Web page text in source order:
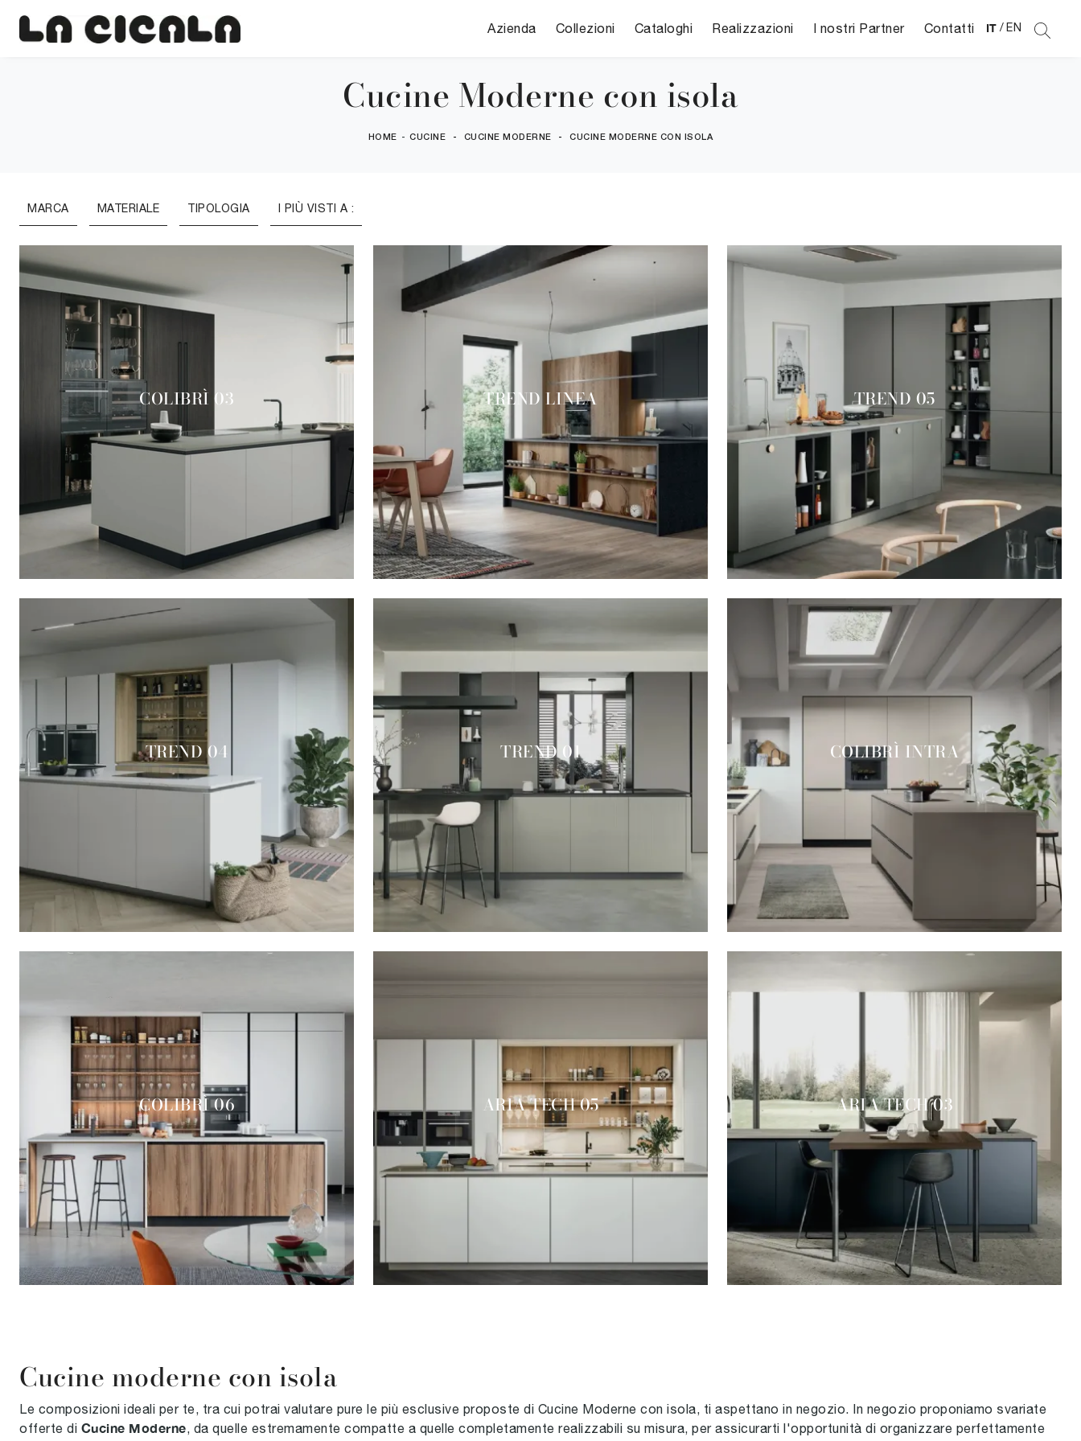
Azienda Collezioni Cataloghi Realizzazioni I nostri Partner Contatti IT / EN
Cucine Moderne con isola
HOME - CUCINE - CUCINE MODERNE - CUCINE MODERNE CON ISOLA
MARCA MATERIALE TIPOLOGIA I PIÙ VISTI A :
COLIBRÌ 03 TREND LINEA TREND 05
TREND 04 TREND 01 COLIBRÌ INTRA
COLIBRÌ 06 ARIA TECH 05 ARIA TECH 03
Cucine moderne con isola
Le composizioni ideali per te, tra cui potrai valutare pure le più esclusive proposte di Cucine Moderne con isola, ti aspettano in negozio. In negozio proponiamo svariate
offerte di Cucine Moderne, da quelle estremamente compatte a quelle completamente realizzabili su misura, per assicurarti l'opportunità di organizzare perfettamente